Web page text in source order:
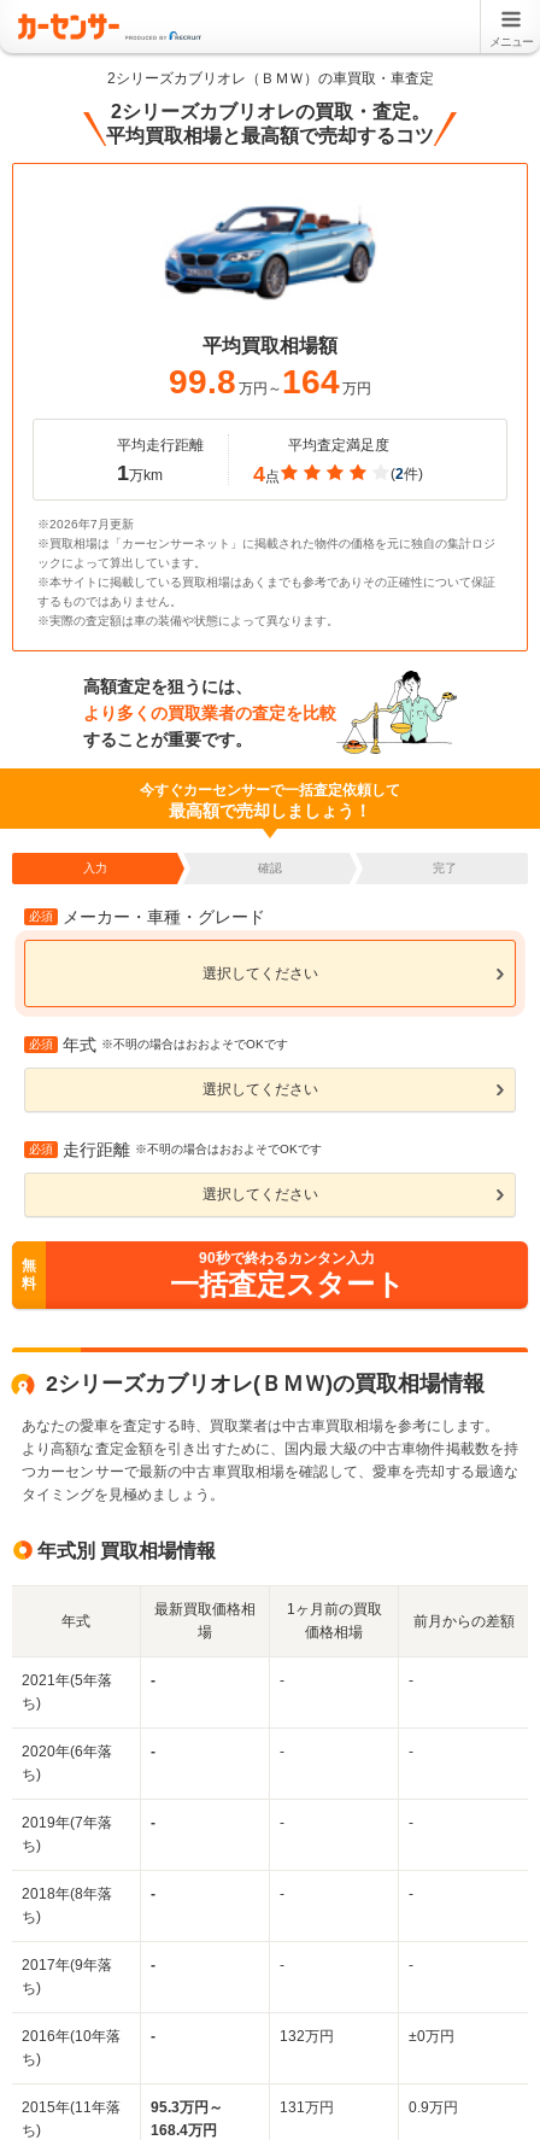
メニュー
2シリーズカブリオレ（ＢＭＷ）の車買取・車査定
2シリーズカブリオレの買取・査定。
平均買取相場と最高額で売却するコツ
平均買取相場額
99.8 万円～ 164万円
平均走行距離
1万km
平均査定満足度
4点 (2件)
※2026年7月更新
※買取相場は「カーセンサーネット」に掲載された物件の価格を元に独自の集計ロジ
ックによって算出しています。
※本サイトに掲載している買取相場はあくまでも参考でありその正確性について保証
するものではありません。
※実際の査定額は車の装備や状態によって異なります。
高額査定を狙うには、
より多くの買取業者の査定を比較
することが重要です。
今すぐカーセンサーで一括査定依頼して
最高額で売却しましょう！
入力 確認 完了
必須 メーカー・車種・グレード
選択してください
必須 年式 ※不明の場合はおおよそでOKです
選択してください
必須 走行距離 ※不明の場合はおおよそでOKです
選択してください
無
料
90秒で終わるカンタン入力
一括査定スタート
2シリーズカブリオレ(ＢＭＷ)の買取相場情報
あなたの愛車を査定する時、買取業者は中古車買取相場を参考にします。
より高額な査定金額を引き出すために、国内最大級の中古車物件掲載数を持
つカーセンサーで最新の中古車買取相場を確認して、愛車を売却する最適な
タイミングを見極めましょう。
年式別 買取相場情報
年式
最新買取価格相
場
1ヶ月前の買取
価格相場
前月からの差額
2021年(5年落
ち)
- - -
2020年(6年落
ち)
- - -
2019年(7年落
ち)
- - -
2018年(8年落
ち)
- - -
2017年(9年落
ち)
- - -
2016年(10年落
ち)
- 132万円 ±0万円
2015年(11年落
ち)
95.3万円～
168.4万円
131万円 0.9万円